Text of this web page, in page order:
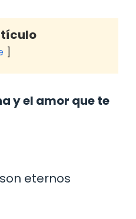
y el amor que te
eternos